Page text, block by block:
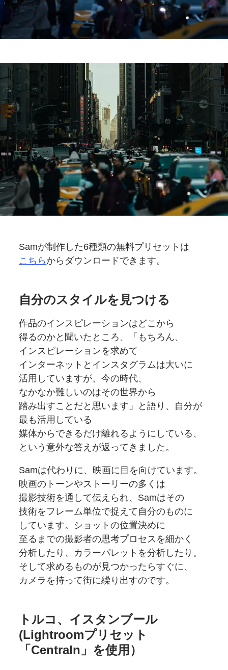
Samが制作した6種類の無料プリセットは
こちら から ダウンロードできます。
自分のスタイルを 見つける
作品のインスピレーションは どこから
得るのかと 聞いたところ、
「もちろん、
インスピレーションを求めて
インターネットと インスタグラムは大いに
活用していますが、今の時代、
なかなか難しいのはその世界から
踏み出すことだと 思います」と語り、 自分が
最も活用している
媒体からできるだけ離れるように している、
という意外な答えが返ってきました。
Samは代わりに、 映画に 目を向けています。
映画の トーンや ストーリーの多くは
撮影技術を通して伝えられ、 Samはその
技術を フレーム単位で捉えて 自分のものに
しています。 ショットの位置決めに
至るまでの撮影者の思考プロセスを細かく
分析したり、 カラーパレットを分析したり。
そして求める ものが見つかったらすぐに、
カメラを持って街に繰り出すのです。
トルコ、 イスタンブール
(Lightroomプリセット
「Centraln」を使用）